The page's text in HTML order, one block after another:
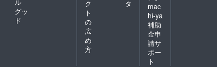
ル
グッ
ド
ク
ト
の
広
め
方
タ
mac
hi-ya
補助
金申
請サ
ポー
ト